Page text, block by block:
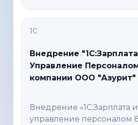
1С
Внедрение
Управление
компании ООО "Азурит"
Внедрение «1С:Зарплата и
управление персоналом